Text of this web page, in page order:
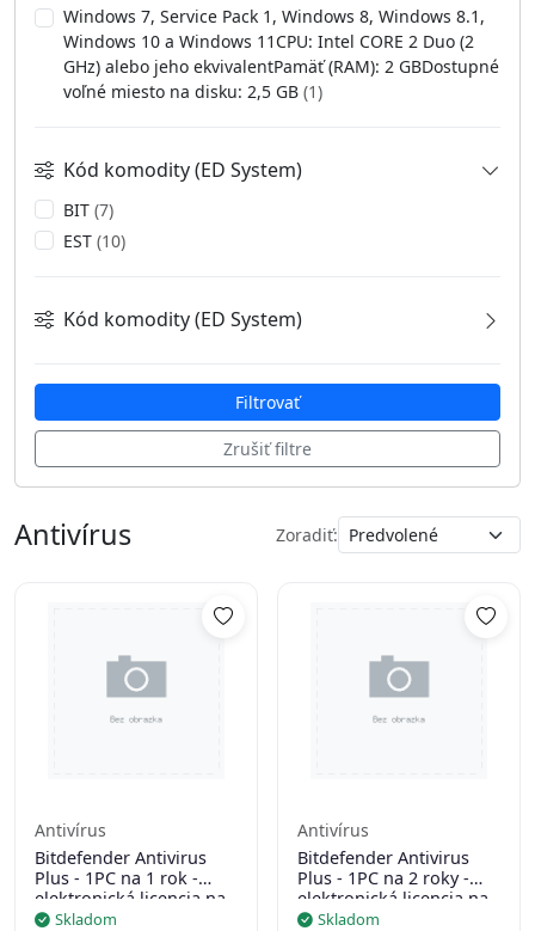
Windows 7, Service Pack 1, Windows 8, Windows 8.1,
Windows 10 a Windows 11CPU: Intel CORE 2 Duo (2
GHz) alebo jeho ekvivalentPamäť (RAM): 2 GBDostupné
voľné miesto na disku: 2,5 GB (1)
Kód komodity (ED System)
BIT (7)
EST (10)
Kód komodity (ED System)
EST(10)
Filtrovať
Zrušiť filtre
Antivírus Zoradiť:
Antivírus
Bitdefender Antivirus
Plus - 1PC na 1 rok -
elektronická licencia na
e-mail
Skladom
Antivírus
Bitdefender Antivirus
Plus - 1PC na 2 roky -
elektronická licencia na
e-mail
Skladom